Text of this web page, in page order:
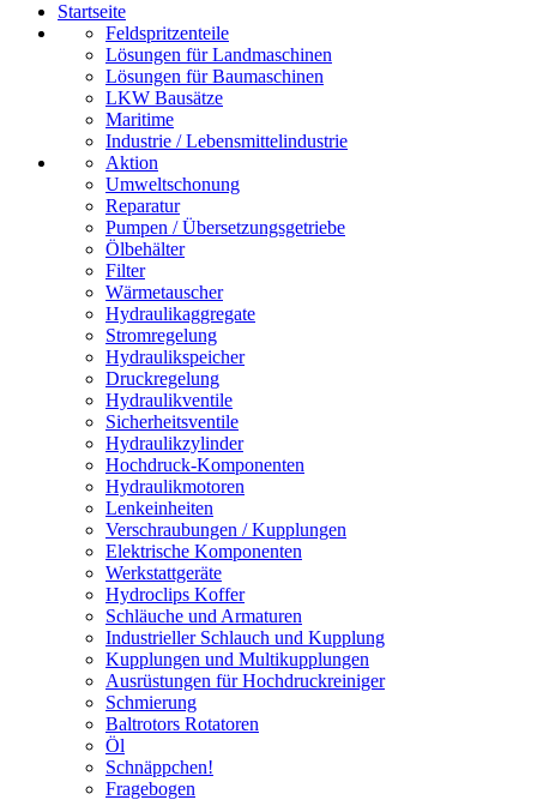
Startseite
Feldspritzenteile
Lösungen für Landmaschinen
Lösungen für Baumaschinen
LKW Bausätze
Maritime
Industrie / Lebensmittelindustrie
Aktion
Umweltschonung
Reparatur
Pumpen / Übersetzungsgetriebe
Ölbehälter
Filter
Wärmetauscher
Hydraulikaggregate
Stromregelung
Hydraulikspeicher
Druckregelung
Hydraulikventile
Sicherheitsventile
Hydraulikzylinder
Hochdruck-Komponenten
Hydraulikmotoren
Lenkeinheiten
Verschraubungen / Kupplungen
Elektrische Komponenten
Werkstattgeräte
Hydroclips Koffer
Schläuche und Armaturen
Industrieller Schlauch und Kupplung
Kupplungen und Multikupplungen
Ausrüstungen für Hochdruckreiniger
Schmierung
Baltrotors Rotatoren
Öl
Schnäppchen!
Fragebogen